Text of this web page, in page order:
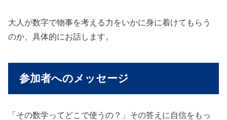
大人が数字で物事を考える力をいかに身に着けてもらう
のか、具体的にお話します。
参加者へのメッセージ
「その数学ってどこで使うの？」その答えに自信をもっ